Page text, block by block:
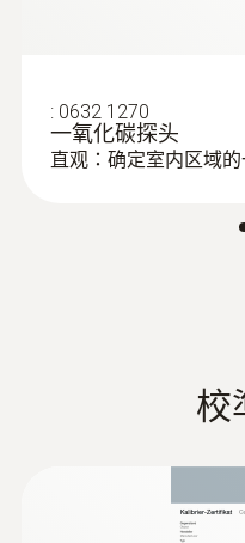
: 0632 1270
一氧化碳探头
直观：确定室内区域
校